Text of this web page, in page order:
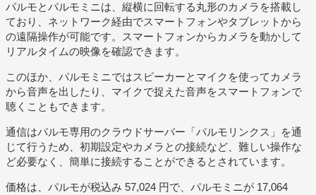
パルモとパルモミニは、縦横に回転する丸形のカメラを搭載し
ており、ネットワーク経由でスマートフォンやタブレットから
の遠隔操作が可能です。スマートフォンからカメラを動かして
リアルタイムの映像を確認できます。
このほか、パルモミニではスピーカーとマイクを使ってカメラ
から音声を出したり、マイクで捉えた音声をスマートフォンで
聴くこともできます。
通信はパルモ専用のクラウドサーバー「パルモリンクス」を通
じて行うため、初期設定やカメラとの接続など、難しい操作な
ど必要なく、簡単に接続することができるとされています。
価格は、パルモが税込み 57,024 円で、パルモミニが 17,064